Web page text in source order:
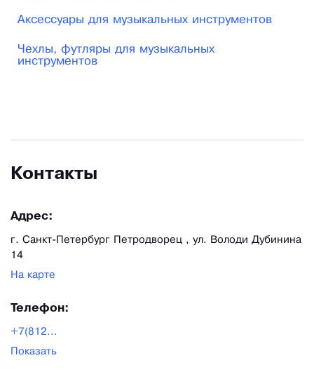
Аксессуары для музыкальных инструментов
Чехлы, футляры для музыкальных
инструментов
Контакты
Адрес:
г. Санкт-Петербург Петродворец , ул. Володи Дубинина
14
На карте
Телефон:
+7(812...
Показать